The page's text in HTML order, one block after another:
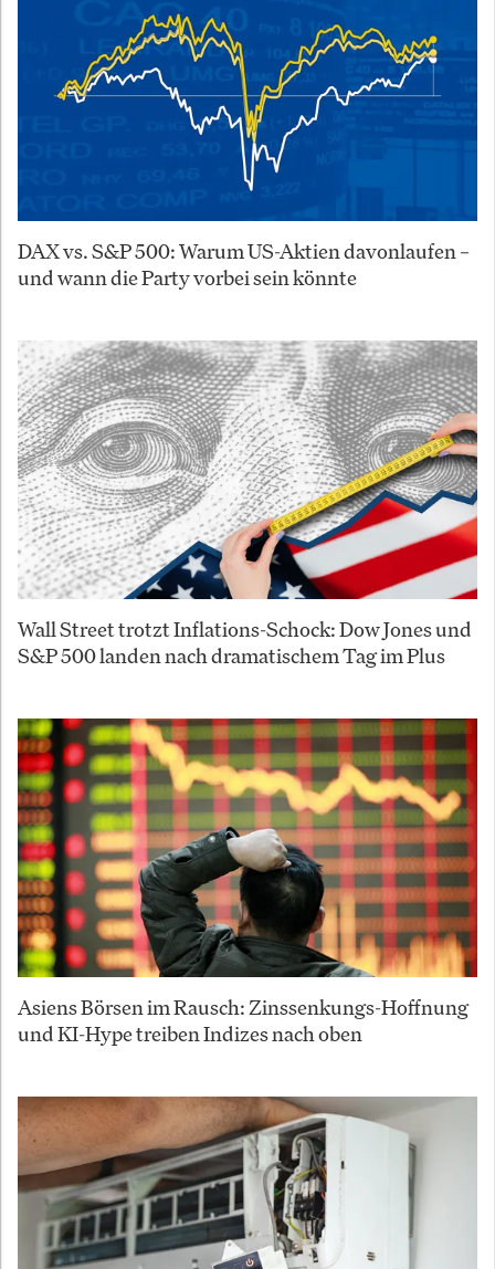
DAX vs. S&P 500: Warum US-Aktien davonlaufen –
und wann die Party vorbei sein könnte
Wall Street trotzt Inflations-Schock: Dow Jones und
S&P 500 landen nach dramatischem Tag im Plus
Asiens Börsen im Rausch: Zinssenkungs-Hoffnung
und KI-Hype treiben Indizes nach oben